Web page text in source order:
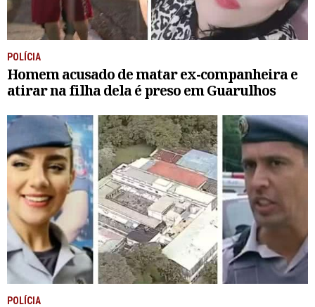
POLÍCIA
Homem acusado de matar ex-companheira e
atirar na filha dela é preso em Guarulhos
POLÍCIA